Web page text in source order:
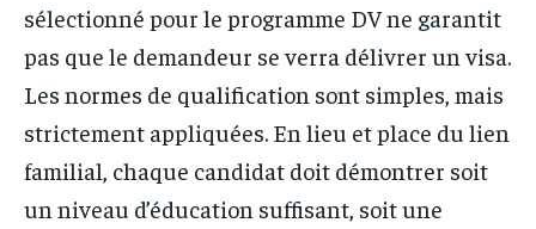
sélectionné pour le programme DV ne garantit
pas que le demandeur se verra délivrer un visa.
Les normes de qualification sont simples, mais
strictement appliquées. En lieu et place du lien
familial, chaque candidat doit démontrer soit
un niveau d’éducation suffisant, soit une